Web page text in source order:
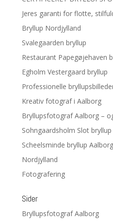
Jeres garanti for flotte,
Bryllup Nordjylland
Svalegaarden bryllup
Restaurant Papegøjehaven
Egholm Vestergaard bryllup
Professionelle
Kreativ fotograf i Aalborg
Bryllupsfotograf Aalborg –
Sohngaardsholm Slot bryllup
Scheelsminde bryllup Aalborg
Nordjylland
Fotografering
Sider
Bryllupsfotograf Aalborg